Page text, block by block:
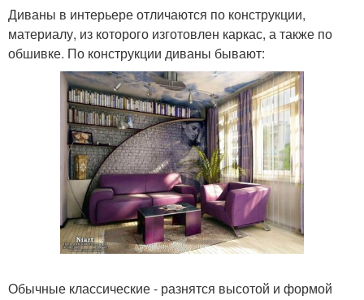
Диваны в интерьере отличаются по конструкции,
материалу, из которого изготовлен каркас, а также по
обшивке. По конструкции диваны бывают:
Обычные классические - разнятся высотой и формой